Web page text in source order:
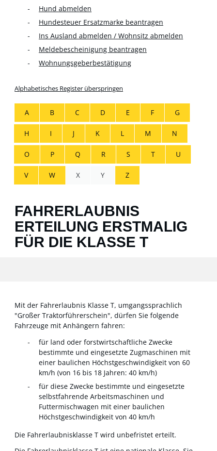
Hund abmelden
Hundesteuer Ersatzmarke beantragen
Ins Ausland abmelden / Wohnsitz abmelden
Meldebescheinigung beantragen
Wohnungsgeberbestätigung
Alphabetisches Register überspringen
A B C D E F G
H I J K L M N
O P Q R S T U
V W X Y Z
FAHRERLAUBNIS
ERTEILUNG ERSTMALIG
FÜR DIE KLASSE T
Mit der Fahrerlaubnis Klasse T, umgangssprachlich
"Großer Traktorführerschein", dürfen Sie folgende
Fahrzeuge mit Anhängern fahren:
für land oder forstwirtschaftliche Zwecke
bestimmte und eingesetzte Zugmaschinen mit
einer baulichen Höchstgeschwindigkeit von 60
km/h (von 16 bis 18 Jahren: 40 km/h)
für diese Zwecke bestimmte und eingesetzte
selbstfahrende Arbeitsmaschinen und
Futtermischwagen mit einer baulichen
Höchstgeschwindigkeit von 40 km/h
Die Fahrerlaubnisklasse T wird unbefristet erteilt.